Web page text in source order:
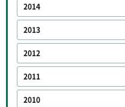
2014
2013
2012
2011
2010